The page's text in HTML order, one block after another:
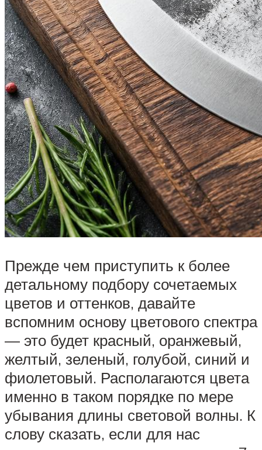
Прежде чем приступить к более
детальному подбору сочетаемых
цветов и оттенков, давайте
вспомним основу цветового спектра
— это будет красный, оранжевый,
желтый, зеленый, голубой, синий и
фиолетовый. Располагаются цвета
именно в таком порядке по мере
убывания длины световой волны. К
слову сказать, если для нас